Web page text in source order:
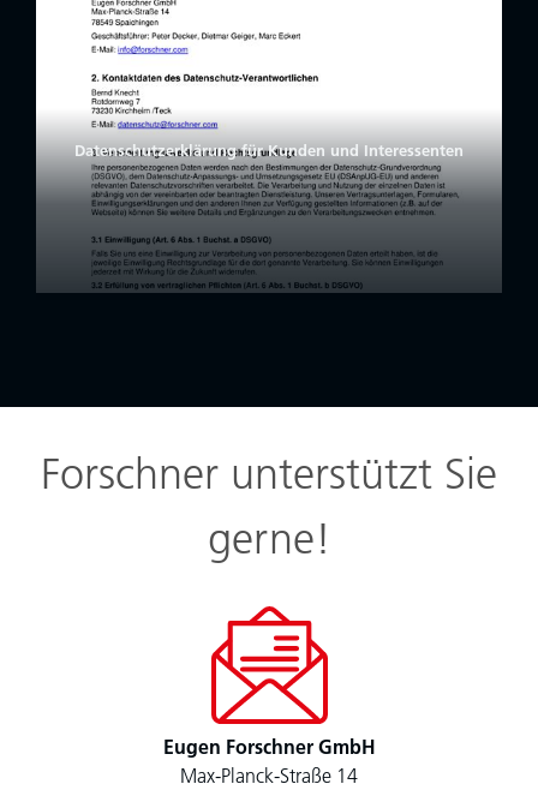
Datenschutzerklärung für Kunden und Interessenten
Forschner unterstützt Sie
gerne!
Eugen Forschner GmbH
Max-Planck-Straße 14